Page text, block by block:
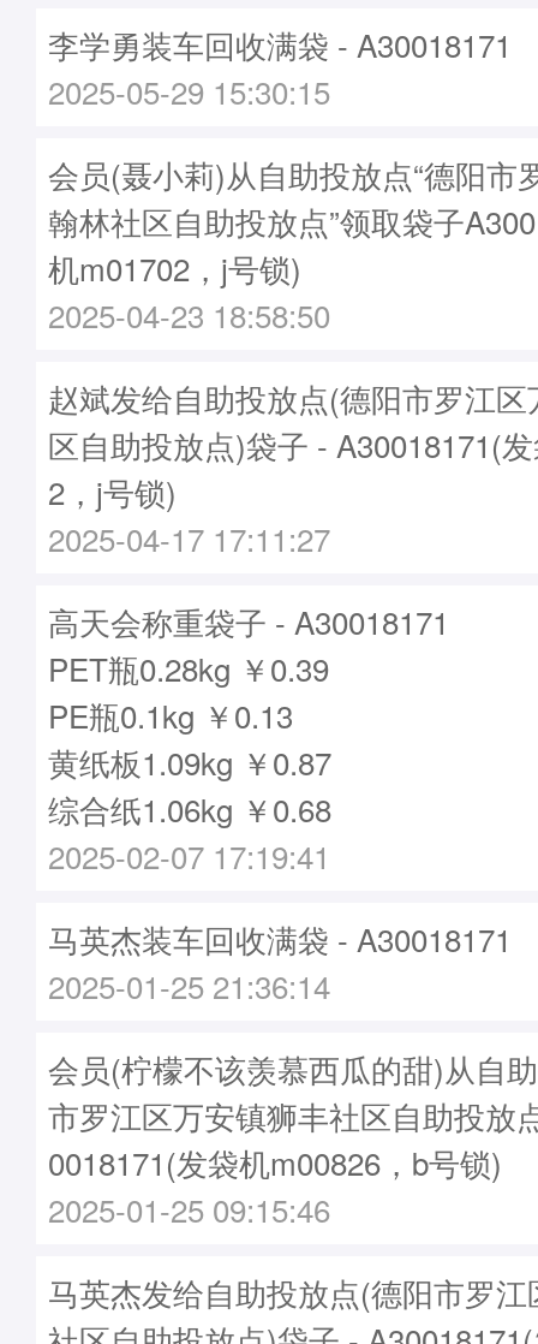
李学勇装车回收满袋 - A30018171
2025-05-29 15:30:15
会员(聂小莉)从自助投放点“德阳市
翰林社区自助投放点”领取袋子
机m01702，j号锁)
2025-04-23 18:58:50
赵斌发给自助投放点(德阳市罗江
区自助投放点)袋子 - A30018171(
2，j号锁)
2025-04-17 17:11:27
高天会称重袋子 - A30018171
PET瓶0.28kg ￥0.39
PE瓶0.1kg ￥0.13
黄纸板1.09kg ￥0.87
综合纸1.06kg ￥0.68
2025-02-07 17:19:41
马英杰装车回收满袋 - A30018171
2025-01-25 21:36:14
会员(柠檬不该羡慕西瓜的甜)从自
市罗江区万安镇狮丰社区自助投放
0018171(发袋机m00826，b号锁)
2025-01-25 09:15:46
马英杰发给自助投放点(德阳市罗